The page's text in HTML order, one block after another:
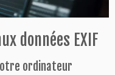
données EXIF
ordinateur